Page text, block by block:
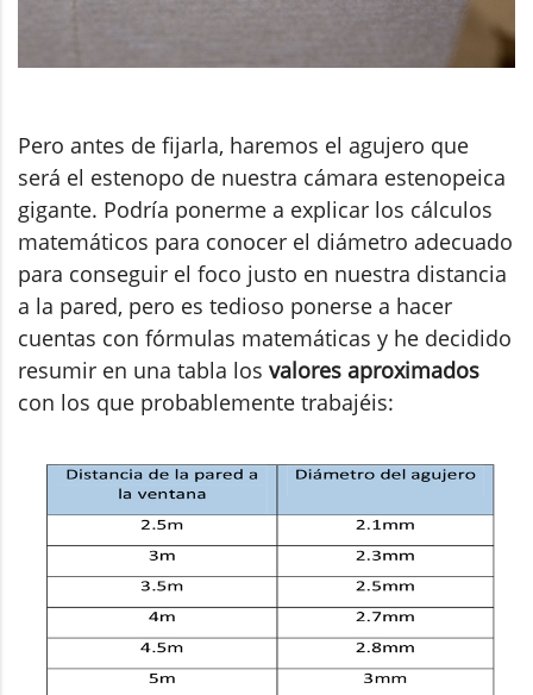
Pero antes de fijarla, haremos el agujero que
será el estenopo de nuestra cámara estenopeica
gigante. Podría ponerme a explicar los cálculos
matemáticos para conocer el diámetro adecuado
para conseguir el foco justo en nuestra distancia
a la pared, pero es tedioso ponerse a hacer
cuentas con fórmulas matemáticas y he decidido
resumir en una tabla los valores aproximados
con los que probablemente trabajéis: